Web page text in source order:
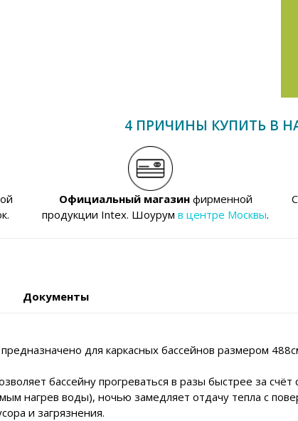
4 ПРИЧИНЫ КУПИТЬ В
Официальный магазинфирменной
продукции Intex. Шоурумв центре Москвы.
Документы
для каркасных бассейнов размером
бассейну прогреваться в разы быстрее за
нагрев воды), ночью замедляет отдачу тепла с
и загрязнения.